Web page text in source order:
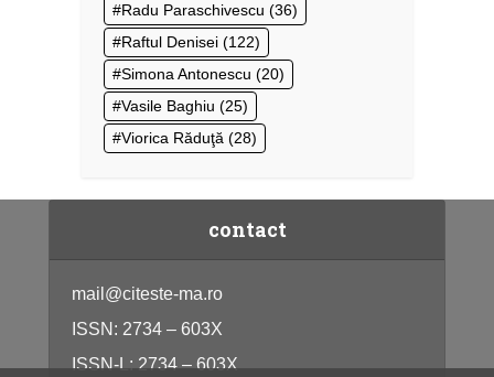
Radu Paraschivescu (36)
Raftul Denisei (122)
Simona Antonescu (20)
Vasile Baghiu (25)
Viorica Răduţă (28)
contact
mail@citeste-ma.ro
ISSN: 2734 – 603X
ISSN-L: 2734 – 603X